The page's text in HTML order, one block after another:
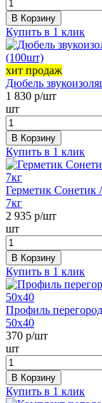
В Корзину
Купить в 1 клик
хит продаж
Дюбель
1 830 р/шт
шт
В Корзину
Купить в 1 клик
Герметик Сонетик
7кг
2 935 р/шт
шт
В Корзину
Купить в 1 клик
Профиль
50х40
370 р/шт
шт
В Корзину
Купить в 1 клик